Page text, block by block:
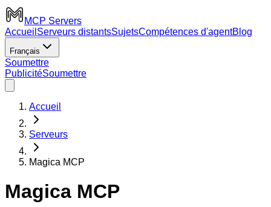
MCP Servers
Accueil Serveurs distantsSujetsCompétences d'agentBlog
Français
Soumettre
PublicitéSoumettre
Accueil
Serveurs
Magica MCP
Magica MCP